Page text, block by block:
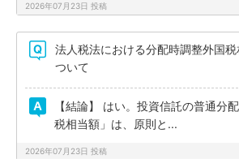
2026年07月23日 投稿
法人税法における分配時調整外国
ついて
【結論】 はい。投資信託の普通分
税相当額」は、原則と...
2026年07月23日 投稿